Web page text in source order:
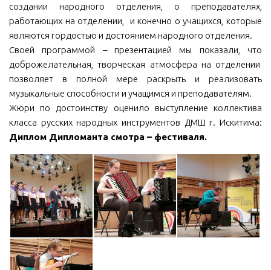
создании народного отделения, о преподавателях,
работающих на отделении, и конечно о учащихся, которые
являются гордостью и достоянием народного отделения.
Своей программой – презентацией мы показали, что
доброжелательная, творческая атмосфера на отделении
позволяет в полной мере раскрыть и реализовать
музыкальные способности и учащимся и преподавателям.
Жюри по достоинству оценило выступление коллектива
класса русских народных инструментов ДМШ г. Искитима:
Диплом Дипломанта смотра – фестиваля.